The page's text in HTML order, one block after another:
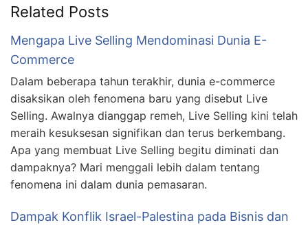
Related Posts
Mengapa Live Selling Mendominasi Dunia E-
Commerce
Dalam beberapa tahun terakhir, dunia e-commerce
disaksikan oleh fenomena baru yang disebut Live
Selling. Awalnya dianggap remeh, Live Selling kini telah
meraih kesuksesan signifikan dan terus berkembang.
Apa yang membuat Live Selling begitu diminati dan
dampaknya? Mari menggali lebih dalam tentang
fenomena ini dalam dunia pemasaran.
Dampak Konflik Israel-Palestina pada Bisnis dan